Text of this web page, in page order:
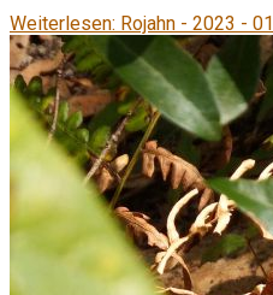
Weiterlesen: Rojahn - 2023 - 01